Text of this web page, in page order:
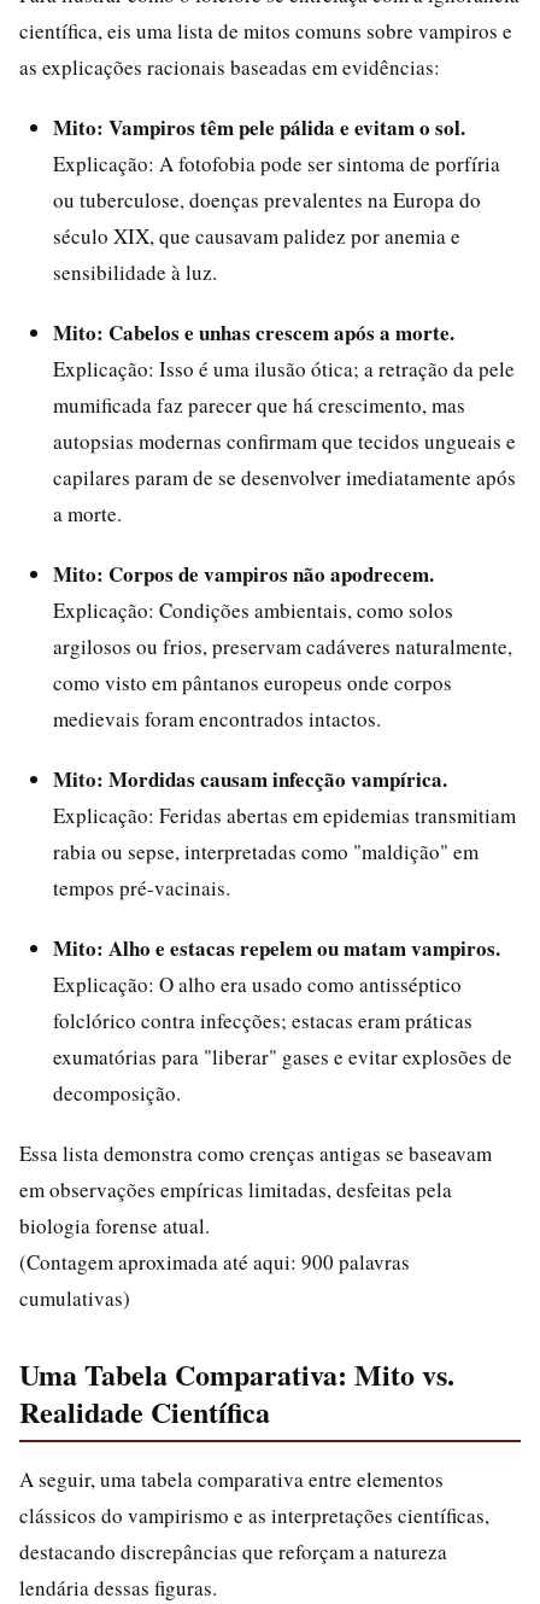
científica, eis uma lista de mitos comuns sobre vampiros e
as explicações racionais baseadas em evidências:
Mito: Vampiros têm pele pálida e evitam o sol.
Explicação: A fotofobia pode ser sintoma de porfíria
ou tuberculose, doenças prevalentes na Europa do
século XIX, que causavam palidez por anemia e
sensibilidade à luz.
Mito: Cabelos e unhas crescem após a morte.
Explicação: Isso é uma ilusão ótica; a retração da pele
mumificada faz parecer que há crescimento, mas
autopsias modernas confirmam que tecidos ungueais e
capilares param de se desenvolver imediatamente após
a morte.
Mito: Corpos de vampiros não apodrecem.
Explicação: Condições ambientais, como solos
argilosos ou frios, preservam cadáveres naturalmente,
como visto em pântanos europeus onde corpos
medievais foram encontrados intactos.
Mito: Mordidas causam infecção vampírica.
Explicação: Feridas abertas em epidemias transmitiam
rabia ou sepse, interpretadas como "maldição" em
tempos pré-vacinais.
Mito: Alho e estacas repelem ou matam vampiros.
Explicação: O alho era usado como antisséptico
folclórico contra infecções; estacas eram práticas
exumatórias para "liberar" gases e evitar explosões de
decomposição.
Essa lista demonstra como crenças antigas se baseavam
em observações empíricas limitadas, desfeitas pela
biologia forense atual.
(Contagem aproximada até aqui: 900 palavras
cumulativas)
Uma Tabela Comparativa: Mito vs.
Realidade Científica
A seguir, uma tabela comparativa entre elementos
clássicos do vampirismo e as interpretações científicas,
destacando discrepâncias que reforçam a natureza
lendária dessas figuras.